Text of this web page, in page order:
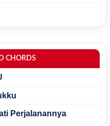
CHORDS
Perjalanannya